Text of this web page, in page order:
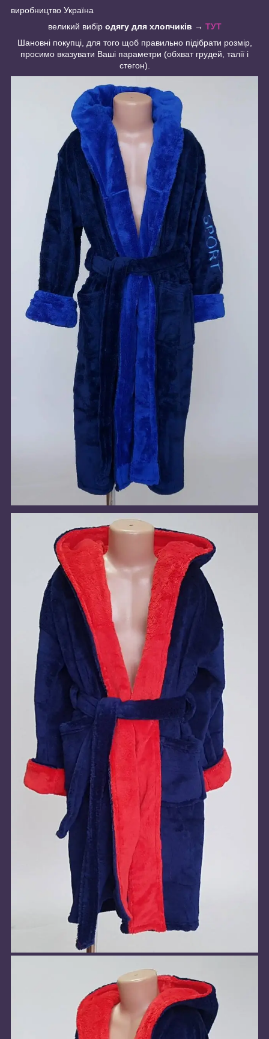
виробництво Україна
великий вибіродягу для хлопчиків → ТУТ
Шановні покупці, для того щоб правильно підібрати розмір,
просимо вказувати Ваші параметри (обхват грудей, талії і
стегон).